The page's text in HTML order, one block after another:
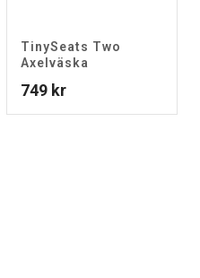
TinySeats Two
Axelväska
749 kr